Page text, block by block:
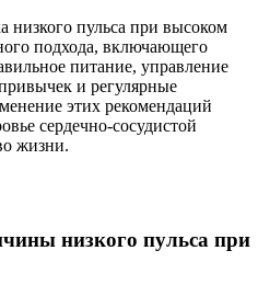
низкого пульса при высоком
подхода, включающего
питание, управление
и регулярные
этих рекомендаций
сердечно-сосудистой
жизни.
низкого пульса при